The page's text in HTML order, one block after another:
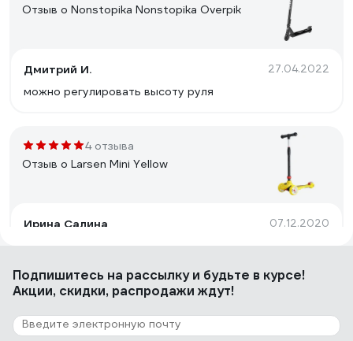
Отзыв о Nonstopika Nonstopika Overpik
Дмитрий И. 27.04.2022
можно регулировать высоту руля
4 отзыва
Отзыв о Larsen Mini Yellow
Ирина Салина 07.12.2020
Удобный в катание
12 отзывов
Отзыв о NOVATRACK 110A.PSYCHO.BVT21
Подпишитесь на рассылкуи будьте в курсе!
Акции, скидки, распродажи ждут!